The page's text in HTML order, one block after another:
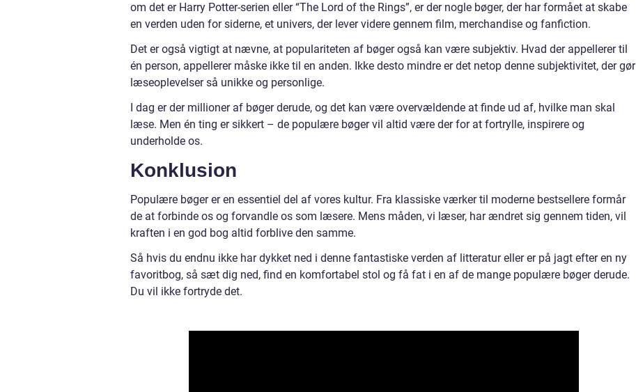
om det er Harry Potter-serien eller “The Lord of the Rings”, er der nogle bøger, der har formået at skabe
en verden uden for siderne, et univers, der lever videre gennem film, merchandise og fanfiction.
Det er også vigtigt at nævne, at populariteten af bøger også kan være subjektiv. Hvad der appellerer til
én person, appellerer måske ikke til en anden. Ikke desto mindre er det netop denne subjektivitet, der gør
læseoplevelser så unikke og personlige.
I dag er der millioner af bøger derude, og det kan være overvældende at finde ud af, hvilke man skal
læse. Men én ting er sikkert – de populære bøger vil altid være der for at fortrylle, inspirere og
underholde os.
Konklusion
Populære bøger er en essentiel del af vores kultur. Fra klassiske værker til moderne bestsellere formår
de at forbinde os og forvandle os som læsere. Mens måden, vi læser, har ændret sig gennem tiden, vil
kraften i en god bog altid forblive den samme.
Så hvis du endnu ikke har dykket ned i denne fantastiske verden af litteratur eller er på jagt efter en ny
favoritbog, så sæt dig ned, find en komfortabel stol og få fat i en af de mange populære bøger derude.
Du vil ikke fortryde det.